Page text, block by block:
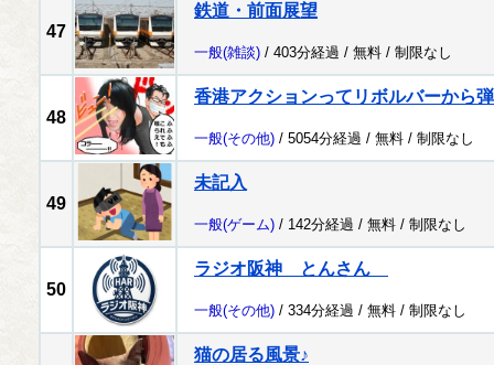
47
鉄道・前面展望
一般(雑談) / 403分経過 / 無料 / 制限なし
48
香港アクションってリボルバーから
一般(その他) / 5054分経過 / 無料 / 制限なし
49
未記入
一般(ゲーム) / 142分経過 / 無料 / 制限なし
50
ラジオ阪神 とんさん
一般(その他) / 334分経過 / 無料 / 制限なし
猫の居る風景♪